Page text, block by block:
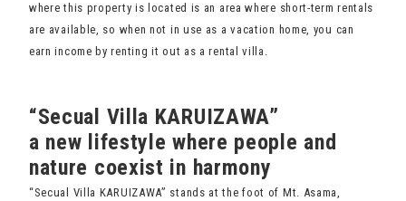
where this property is located is an area where short-term rentals
are available, so when not in use as a vacation home, you can
earn income by renting it out as a rental villa.
“Secual Villa KARUIZAWA”
a new lifestyle where people and
nature coexist in harmony
“Secual Villa KARUIZAWA” stands at the foot of Mt. Asama,